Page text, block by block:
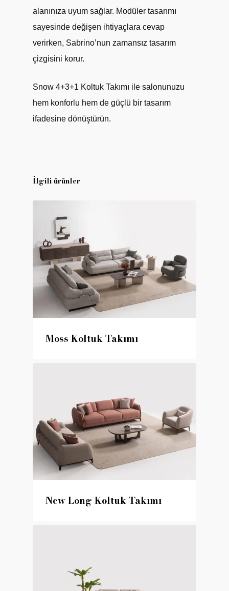
alanınıza uyum sağlar. Modüler tasarımı
sayesinde değişen ihtiyaçlara cevap
verirken, Sabrino’nun zamansız tasarım
çizgisini korur.
Snow 4+3+1 Koltuk Takımı ile salonunuzu
hem konforlu hem de güçlü bir tasarım
ifadesine dönüştürün.
İlgili ürünler
Moss Koltuk Takımı
New Long Koltuk Takımı